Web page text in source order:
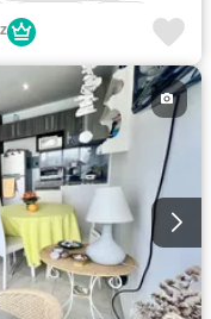
Terraza
Ascensor